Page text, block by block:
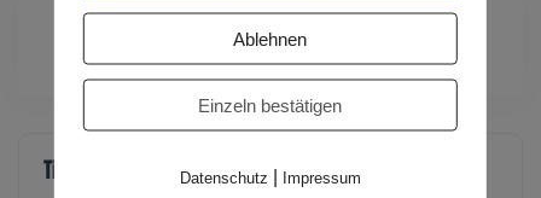
(Europe/Berlin)
Tickets
Ablehnen
Einzeln bestätigen
Datenschutz | Impressum